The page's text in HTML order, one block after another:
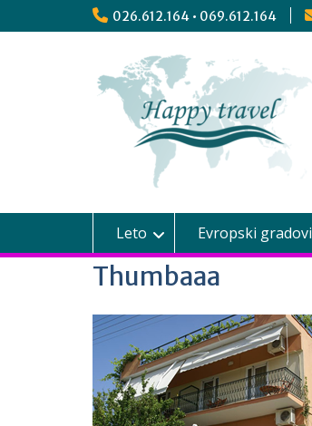
026.612.164 • 069.612.164
Leto Evropski gradovi
Thumbaaa